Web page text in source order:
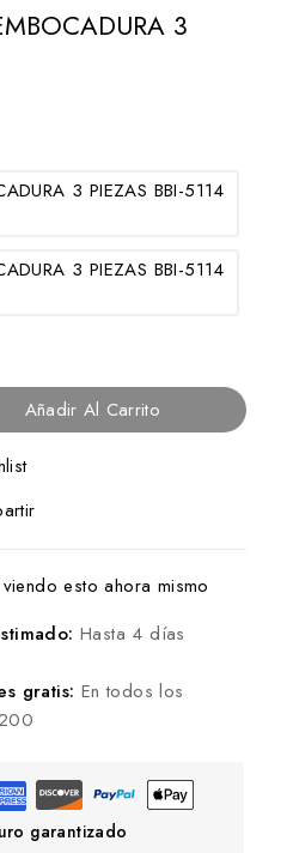
3
3 PIEZAS BBI-5114
3 PIEZAS BBI-5114
Añadir Al Carrito
esto ahora mismo
Hasta 4 días
gratis: En todos los
garantizado